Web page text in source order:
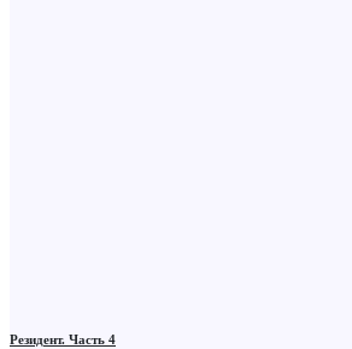
Резидент. Часть 4